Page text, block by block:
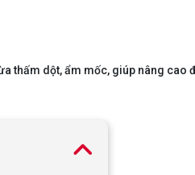
thấm dột, ẩm mốc, giúp nâng cao